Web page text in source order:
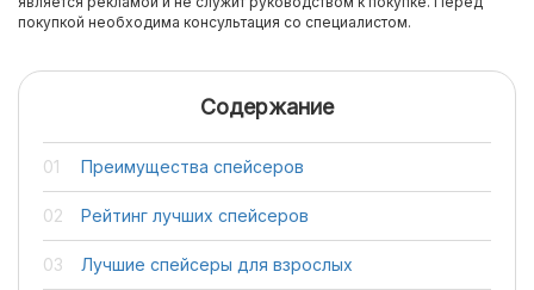
покупкой необходима консультация со специалистом.
Содержание
Преимущества спейсеров
Рейтинг лучших спейсеров
Лучшие спейсеры для взрослых